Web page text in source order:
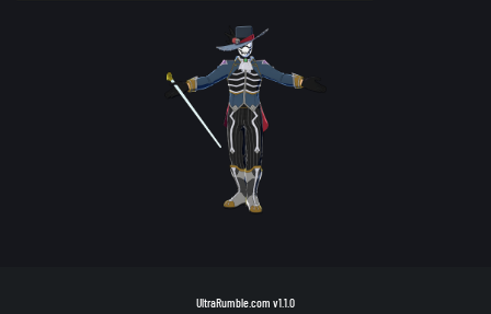
UltraRumble.com v1.1.0